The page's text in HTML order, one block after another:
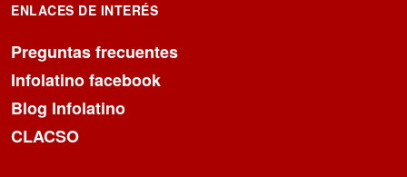
ENLACES DE INTERÉS
Preguntas frecuentes
Infolatino facebook
Blog Infolatino
CLACSO